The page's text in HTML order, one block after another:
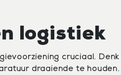
logistiek
cruciaal.
draaiende te